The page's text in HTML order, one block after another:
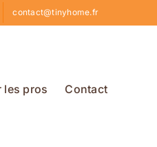
contact@tinyhome.fr
les pros Contact